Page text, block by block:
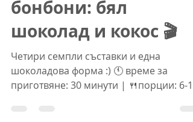
1.09.2021 г.
време за четене: 1 мин.
Кето шоколадови
бонбони: бял